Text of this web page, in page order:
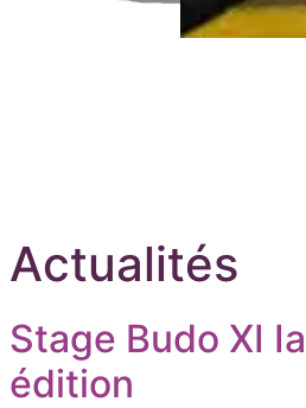
Actualités
Stage Budo XI
édition